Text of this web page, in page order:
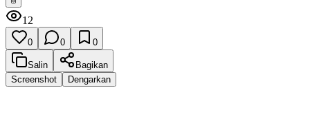
12
0 0 0
Salin
Bagikan
Screenshot
Dengarkan